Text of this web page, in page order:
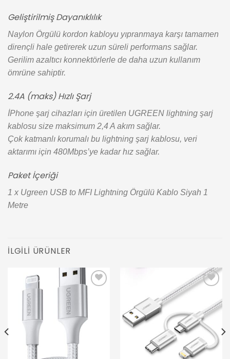
Geliştirilmiş Dayanıklılık
Naylon Örgülü kordon kabloyu yıpranmaya karşı tamamen
dirençli hale getirerek uzun süreli performans sağlar.
Gerilim azaltıcı konnektörlerle de daha uzun kullanım
ömrüne sahiptir.
2.4A (maks) Hızlı Şarj
İPhone şarj cihazları için üretilen UGREEN lightning şarj
kablosu size maksimum 2,4 A akım sağlar.
Çok katmanlı korumalı bu lightning şarj kablosu, veri
aktarımı için 480Mbps’ye kadar hız sağlar.
Paket İçeriği
1 x Ugreen USB to MFI Lightning Örgülü Kablo Siyah 1
Metre
İLGILI ÜRÜNLER